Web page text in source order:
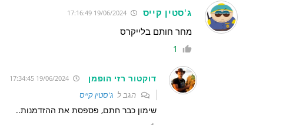
ג'סטין קייס 19/06/2024 17:16:49
מחר חותם בלייקרס
1
דוקטור רזי הופמן
הגב ל ג'סטין קייס
שימון כבר חתם, פספסת את ההזדמנות..